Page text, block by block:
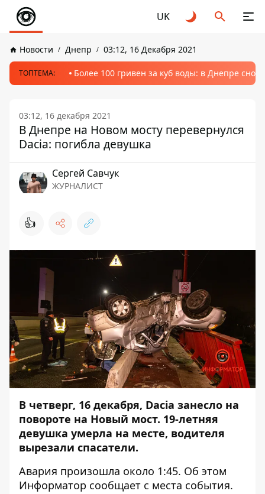
UK
Новости Днепр 03:12, 16 Декабря 2021
ТОПТЕМА: Более 100 гривен за куб воды: в Днепре
03:12, 16 декабря 2021
В Днепре на Новом мосту перевернулся
Dacia: погибла девушка
Сергей Савчук
ЖУРНАЛИСТ
👍
В четверг, 16 декабря, Dacia занесло на
повороте на Новый мост. 19-летняя
девушка умерла на месте, водителя
вырезали спасатели.
Авария произошла около 1:45. Об этом
Информатор сообщает с места события.